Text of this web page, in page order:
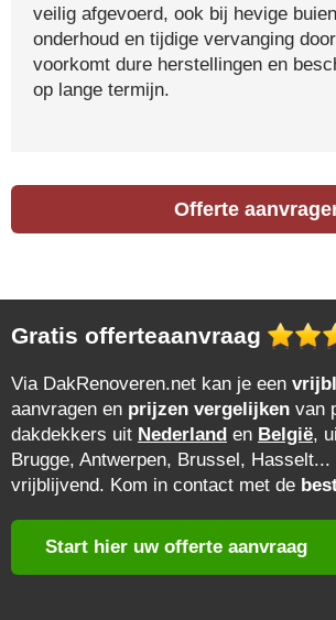
veilig afgevoerd, ook bij hevige
onderhoud en tijdige vervanging
voorkomt dure herstellingen en
op lange termijn.
Offerte
Gratis offerteaanvraag
Via DakRenoveren.net kan je een
aanvragen en prijzen vergelijken van
dakdekkers uit Nederland en België,
Brugge, Antwerpen, Brussel,
vrijblijvend. Kom in contact met de
Start hier uw offerte aanvraag